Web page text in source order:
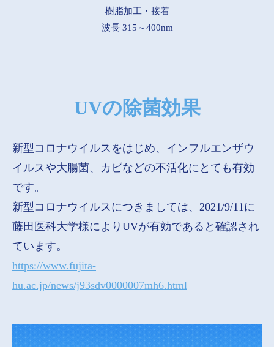
樹脂加工・接着
波長 315～400nm
UVの除菌効果
新型コロナウイルスをはじめ、インフルエンザウ
イルスや大腸菌、カビなどの不活化にとても有効
です。
新型コロナウイルスにつきましては、2021/9/11に
藤田医科大学様によりUVが有効であると確認され
ています。
https://www.fujita-
hu.ac.jp/news/j93sdv0000007mh6.html